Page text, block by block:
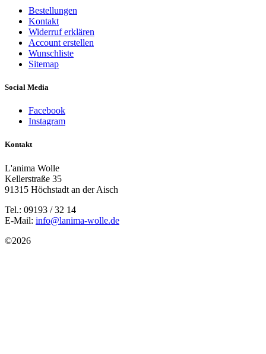
Bestellungen
Kontakt
Widerruf erklären
Account erstellen
Wunschliste
Sitemap
Social Media
Facebook
Instagram
Kontakt
L'anima Wolle
Kellerstraße 35
91315 Höchstadt an der Aisch
Tel.: 09193 / 32 14
E-Mail: info@lanima-wolle.de
©2026